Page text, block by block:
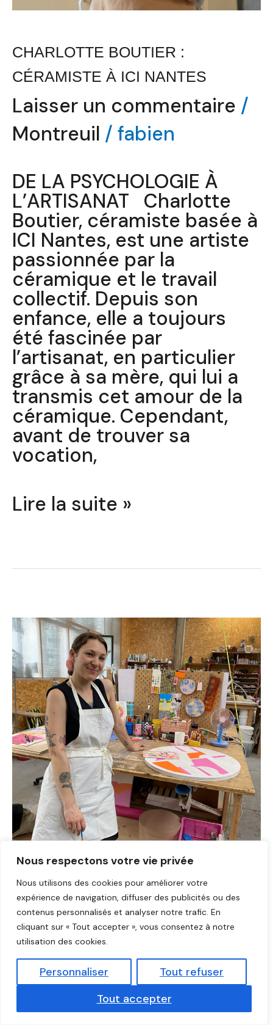
Nous respectons votre vie privée
Nous utilisons des cookies pour améliorer votre
expérience de navigation, diffuser des publicités ou des
contenus personnalisés et analyser notre trafic. En
cliquant sur « Tout accepter », vous consentez à notre
utilisation des cookies.
Personnaliser
Tout refuser
Tout accepter
CHARLOTTE BOUTIER :
CÉRAMISTE À ICI NANTES
Laisser un commentaire /
Montreuil / fabien
DE LA PSYCHOLOGIE À
L’ARTISANAT Charlotte
Boutier, céramiste basée à
ICI Nantes, est une artiste
passionnée par la
céramique et le travail
collectif. Depuis son
enfance, elle a toujours
été fascinée par
l’artisanat, en particulier
grâce à sa mère, qui lui a
transmis cet amour de la
céramique. Cependant,
avant de trouver sa
vocation,
Lire la suite »
AMANDINE NOYÉ : UN RETOUR
AUX SOURCES CRÉATIVES
Laisser un commentaire/
Montreuil/fabien
Amandine
Noyé
:
Un
Retour
aux
Sources
Créatives